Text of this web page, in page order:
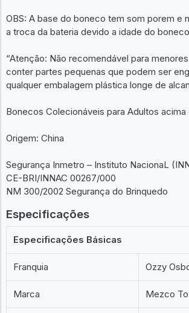
OBS: A base do boneco tem som porem e
a troca da bateria devido a idade do boneco
“Atenção: Não recomendável para
conter partes pequenas que podem ser
qualquer embalagem plástica longe de
Bonecos Colecionáveis para Adultos acima
Origem: China
Segurança Inmetro – Instituto NacionaL
CE-BRI/INNAC 00267/000
NM 300/2002 Segurança do Brinquedo
Especificações
Especificações Básicas
Franquia Ozzy
Marca Mezco